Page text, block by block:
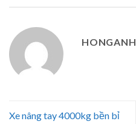
HONGANH
Xe nâng tay 4000kg bền bỉ